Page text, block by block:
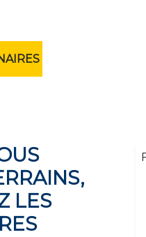
LES